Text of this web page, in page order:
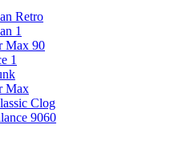
Retro
1
Max 90
1
Max
Clog
9060